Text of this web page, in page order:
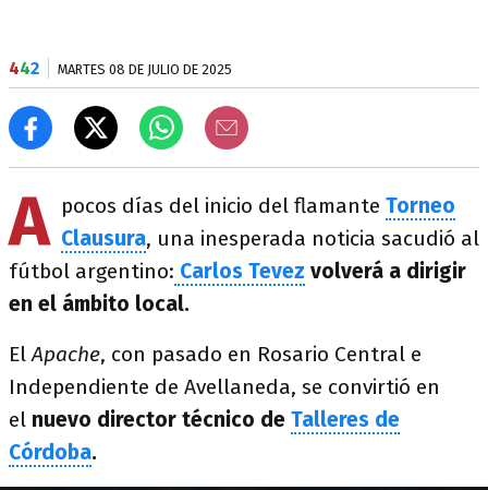
442 MARTES 08 DE JULIO DE 2025
A pocos días del inicio del flamante Torneo
Clausura, una inesperada noticia sacudió al
fútbol argentino: Carlos Tevez volverá a dirigir
en el ámbito local.
ElApache, con pasado en Rosario Central e
Independiente de Avellaneda, se convirtió en
el nuevo director técnico de Talleres de
Córdoba.